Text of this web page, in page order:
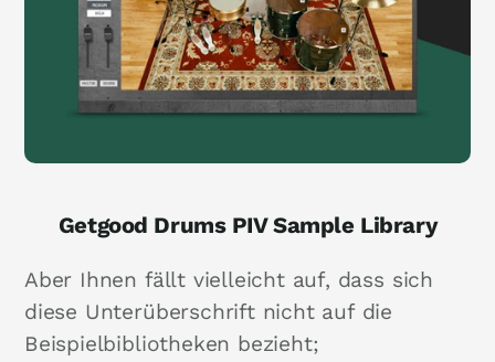
Getgood Drums PIV Sample Library
Aber Ihnen fällt vielleicht auf, dass sich
diese Unterüberschrift nicht auf die
Beispielbibliotheken bezieht;